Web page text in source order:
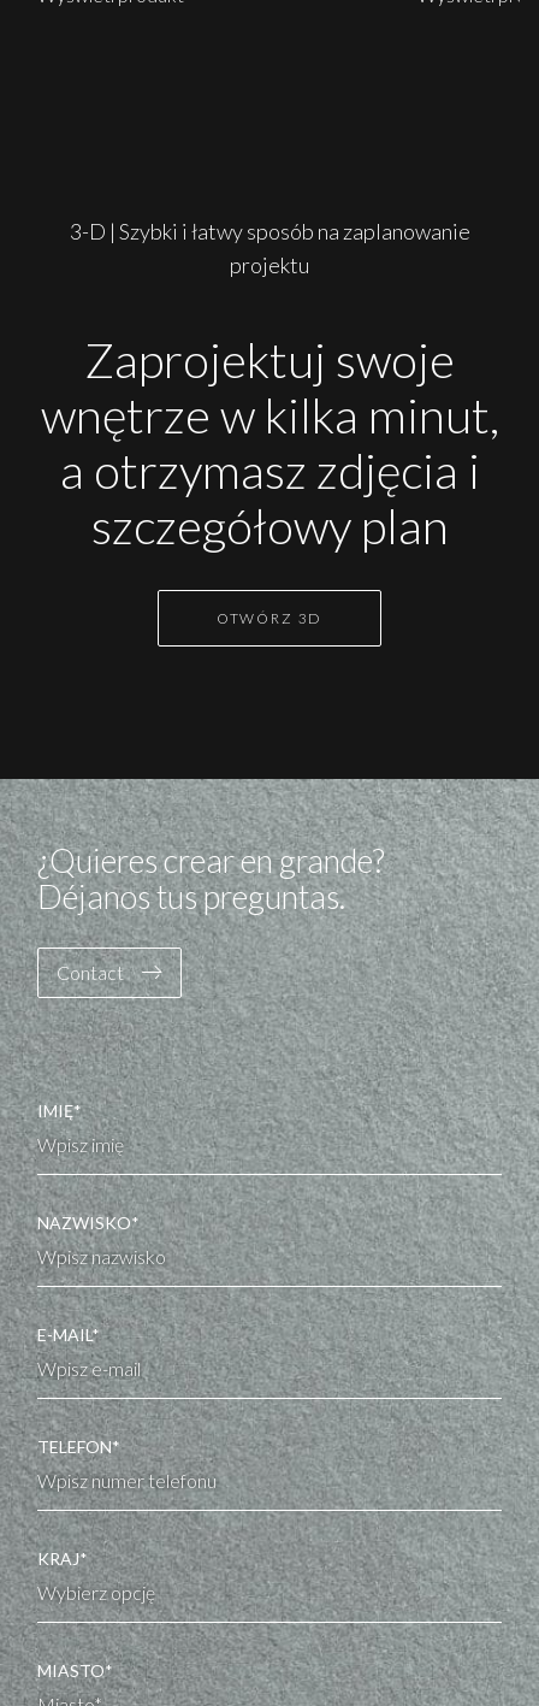
3-D | Szybki i łatwy sposób na zaplanowanie
projektu
Zaprojektuj swoje
wnętrze w kilka minut,
a otrzymasz zdjęcia i
szczegółowy plan
OTWÓRZ 3D
¿Quieres crear en grande?
Déjanos tus preguntas.
Contact
IMIĘ*
NAZWISKO*
E-MAIL*
TELEFON*
KRAJ*
MIASTO*